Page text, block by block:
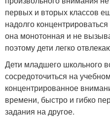
первых и вторых классов
надолго
она монотонная и не
поэтому дети легко
Дети младшего школьного
сосредоточиться на
концентрированное
времени, быстро и гибко
задания на другое.